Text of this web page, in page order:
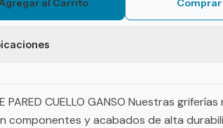
al Carrito
PARED CUELLO GANSO Nuestras
componentes y acabados de alta